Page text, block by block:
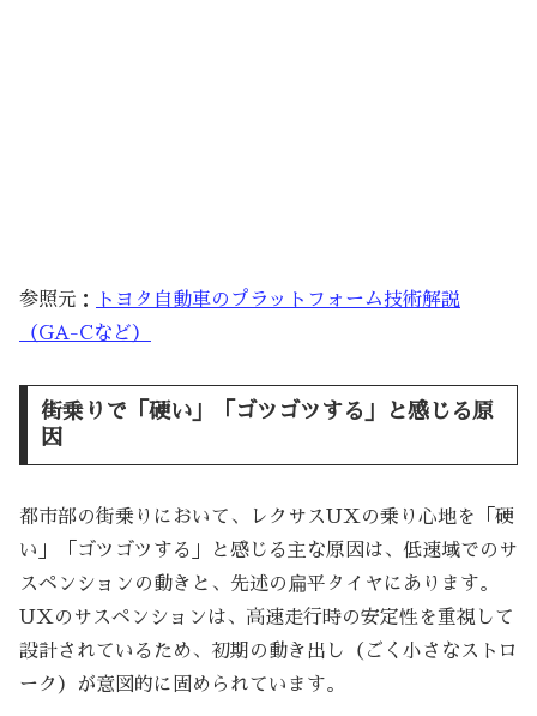
参照元：
トヨタ自動車のプラットフォーム技術解説
（GA-Cなど）
街乗りで「硬い」「ゴツゴツする」と感じる原
因
都市部の街乗りにおいて、レクサスUXの乗り心地を「硬
い」「ゴツゴツする」と感じる主な原因は、低速域でのサ
スペンションの動きと、先述の扁平タイヤにあります。
UXのサスペンションは、高速走行時の安定性を重視して
設計されているため、初期の動き出し（ごく小さなストロ
ーク）が意図的に固められています。